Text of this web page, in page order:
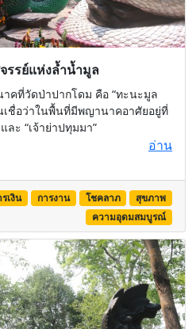
รรย์แห่งล้ำน้ำมูล
ชื่อว่าในพื้นที่มีพญานาคอาศัยอยู่ที่
ละ “เจ้าย่าปทุมมา”
อ่าน
เงิน การงาน โชคลาภ
สุขภาพ
ความอุดมสมบูรณ์